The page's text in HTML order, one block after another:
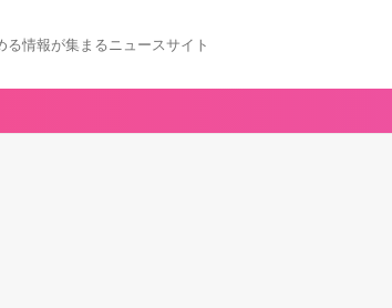
情報が集まるニュースサイト